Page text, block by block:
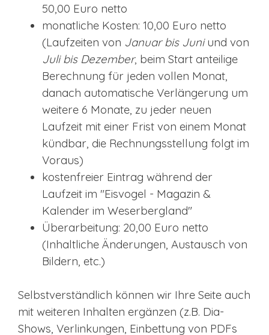
50,00 Euro netto
monatliche Kosten: 10,00 Euro netto
(Laufzeiten von Januar bis Juniund von
Juli bis Dezember, beim Start anteilige
Berechnung für jeden vollen Monat,
danach automatische Verlängerung um
weitere 6 Monate, zu jeder neuen
Laufzeit mit einer Frist von einem Monat
kündbar, die Rechnungsstellung folgt im
Voraus)
kostenfreier Eintrag während der
Laufzeit im "Eisvogel - Magazin &
Kalender im Weserbergland"
Überarbeitung: 20,00 Euro netto
(Inhaltliche Änderungen, Austausch von
Bildern, etc.)
Selbstverständlich können wir Ihre Seite auch
mit weiteren Inhalten ergänzen (z.B. Dia-
Shows, Verlinkungen, Einbettung von PDFs